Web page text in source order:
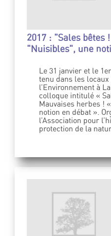
2017 : "Sales bêtes
"Nuisibles", une
Le 31 janvier et le
tenu dans les
l’Environnement à
colloque intitulé «
Mauvaises herbes !
notion en débat ».
l’Association pour
protection de la